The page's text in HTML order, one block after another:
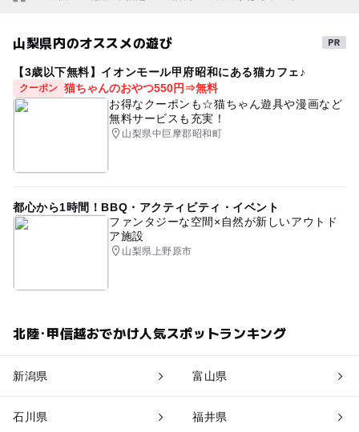
山梨県内のオススメの遊び
【3歳以下無料】イオンモール甲府昭和にある猫カフェ♪
クーポン 猫ちゃんのおやつ550円⇒無料
お得なクーポンも☆猫ちゃん遊具や漫画など
無料サービスも充実！
山梨県中巨摩郡昭和町
都心から1時間！BBQ・アクティビティ・イベント
ファンタジーな空間×自然が新しいアウトド
ア施設
山梨県上野原市
北陸･甲信越おでかけ人気スポットランキング
新潟県 富山県
石川県 福井県